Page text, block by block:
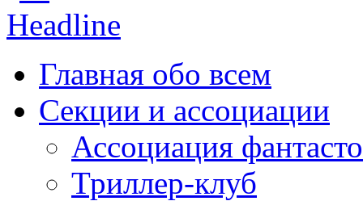
Главная обо всем
Секции и ассоциации
Ассоциация
Триллер-клуб